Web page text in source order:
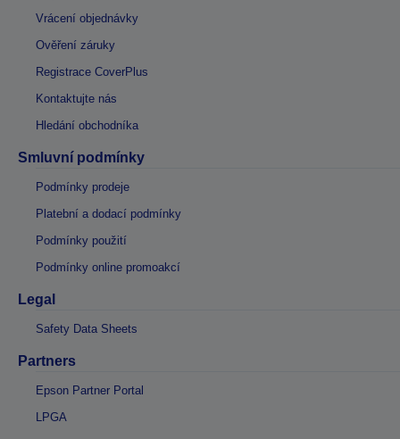
Vrácení objednávky
Ověření záruky
Registrace CoverPlus
Kontaktujte nás
Hledání obchodníka
Smluvní podmínky
Podmínky prodeje
Platební a dodací podmínky
Podmínky použití
Podmínky online promoakcí
Legal
Safety Data Sheets
Partners
Epson Partner Portal
LPGA